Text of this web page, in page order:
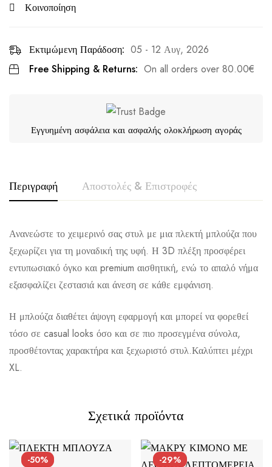
Κοινοποίηση
Εκτιμώμενη Παράδοση: 05 - 12 Αυγ, 2026
Free Shipping & Returns: On all orders over 80.00€
Εγγυημένη ασφάλεια και ασφαλής ολοκλήρωση αγοράς
Περιγραφή Αποστολές & Επιστροφές
Ανανεώστε το χειμερινό σας στυλ με μια πλεκτή μπλούζα που
ξεχωρίζει για τη μοναδική της υφή. Η 3D πλέξη προσφέρει
εντυπωσιακό όγκο και premium αισθητική, ενώ το απαλό νήμα
εξασφαλίζει ζεστασιά και άνεση σε κάθε εμφάνιση.
Η μπλούζα διαθέτει άψογη εφαρμογή και μπορεί να φορεθεί
τόσο σε casual looks όσο και σε πιο προσεγμένα σύνολα,
προσθέτοντας χαρακτήρα και ξεχωριστό στυλ.Καλύπτει μέχρι
XL.
Αποστολή σε πόλη: 2,50€
Αποστολή σε επαρχία: 3,90€
Αντικαταβολή: 2,50€
Σχετικά προϊόντα
-50% -29%